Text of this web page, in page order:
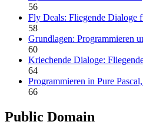
56
Fly Deals: Fliegende Dialoge
58
Grundlagen: Programmieren
60
Kriechende Dialoge:
64
Programmieren in Pure
66
Public Domain